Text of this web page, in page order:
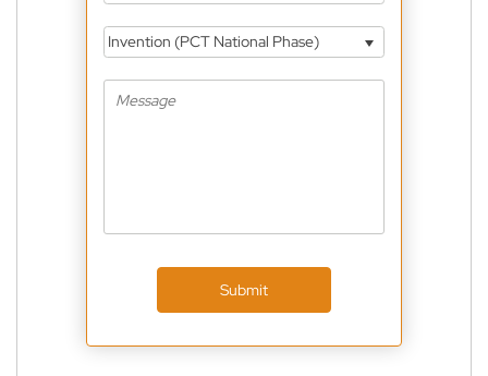
Invention (PCT National Phase)
Submit